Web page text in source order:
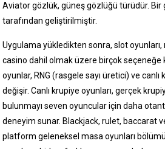
Aviator gözlük, güneş gözlüğü türüdür. Bir
tarafından geliştirilmiştir.
Uygulama yükledikten sonra, slot oyunları,
casino dahil olmak üzere birçok seçeneğe
oyunlar, RNG (rasgele sayı üretici) ve canlı
değişir. Canlı krupiye oyunları, gerçek
bulunmayı seven oyuncular için daha
deneyim sunar. Blackjack, rulet, baccarat
platform geleneksel masa oyunları